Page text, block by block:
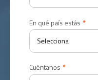
En qué país estás *
Cuéntanos *